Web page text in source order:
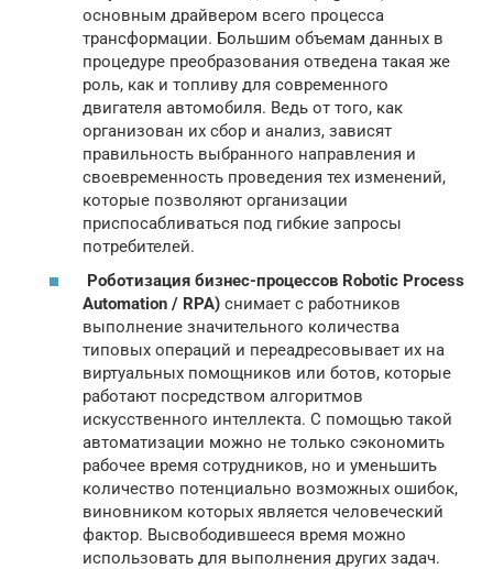
основным драйвером всего процесса
трансформации. Большим объемам данных в
процедуре преобразования отведена такая же
роль, как и топливу для современного
двигателя автомобиля. Ведь от того, как
организован их сбор и анализ, зависят
правильность выбранного направления и
своевременность проведения тех изменений,
которые позволяют организации
приспосабливаться под гибкие запросы
потребителей.
Роботизация бизнес-процессов Robotic Process
Automation / RPA) снимает с работников
выполнение значительного количества
типовых операций и переадресовывает их на
виртуальных помощников или ботов, которые
работают посредством алгоритмов
искусственного интеллекта. С помощью такой
автоматизации можно не только сэкономить
рабочее время сотрудников, но и уменьшить
количество потенциально возможных ошибок,
виновником которых является человеческий
фактор. Высвободившееся время можно
использовать для выполнения других задач.